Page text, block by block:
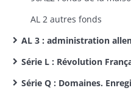
AL 2 autres fonds
AL 3 : administration
Série L : Révolution
Série Q : Domaines.